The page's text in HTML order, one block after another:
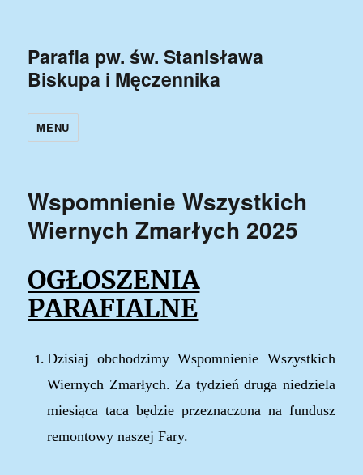
Parafia pw. św. Stanisława
Biskupa i Męczennika
MENU
Wspomnienie Wszystkich
Wiernych Zmarłych 2025
OGŁOSZENIA
PARAFIALNE
Dzisiaj obchodzimyWspomnienie Wszystkich
Wiernych Zmarłych.Za tydzień druga niedziela
miesiąca taca będzie przeznaczona na fundusz
remontowy naszej Fary.